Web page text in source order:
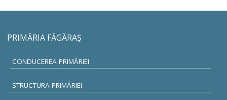
PRIMĂRIA FĂGĂRAŞ
CONDUCEREA PRIMĂRIEI
STRUCTURA PRIMĂRIEI